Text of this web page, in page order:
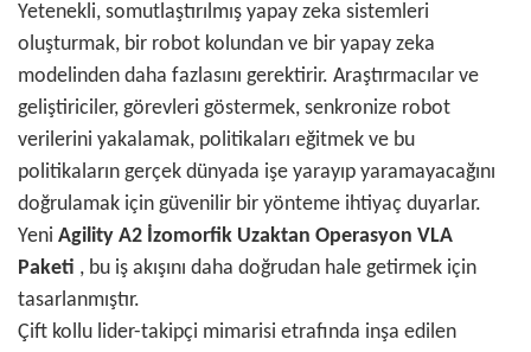
Yetenekli, somutlaştırılmış yapay zeka sistemleri
oluşturmak, bir robot kolundan ve bir yapay zeka
modelinden daha fazlasını gerektirir. Araştırmacılar ve
geliştiriciler, görevleri göstermek, senkronize robot
verilerini yakalamak, politikaları eğitmek ve bu
politikaların gerçek dünyada işe yarayıp yaramayacağını
doğrulamak için güvenilir bir yönteme ihtiyaç duyarlar.
Yeni Agility A2 İzomorfik Uzaktan Operasyon VLA
Paketi , bu iş akışını daha doğrudan hale getirmek için
tasarlanmıştır.
Çift kollu lider-takipçi mimarisi etrafında inşa edilen